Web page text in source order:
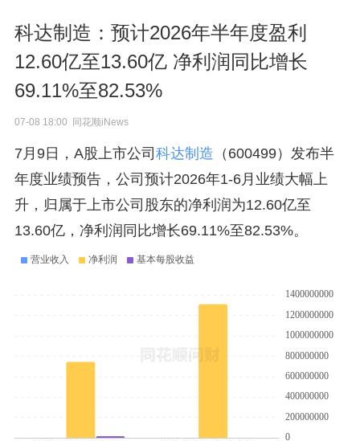
科达制造：预计2026年半年度盈利
12.60亿至13.60亿 净利润同比增长
69.11%至82.53%
07-08 18:00 同花顺iNews
7月9日，A股上市公司 科达制造 （600499）发布半
年度业绩预告，公司预计2026年1-6月业绩大幅上
升，归属于上市公司股东的净利润为12.60亿至
13.60亿，净利润同比增长69.11%至82.53%。
营业收入 净利润 基本每股收益